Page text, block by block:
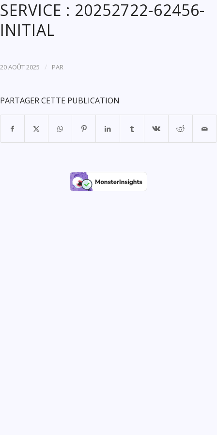
SERVICE : 20252722-62456-
INITIAL
20 AOÛT 2025 / PAR
PARTAGER CETTE PUBLICATION